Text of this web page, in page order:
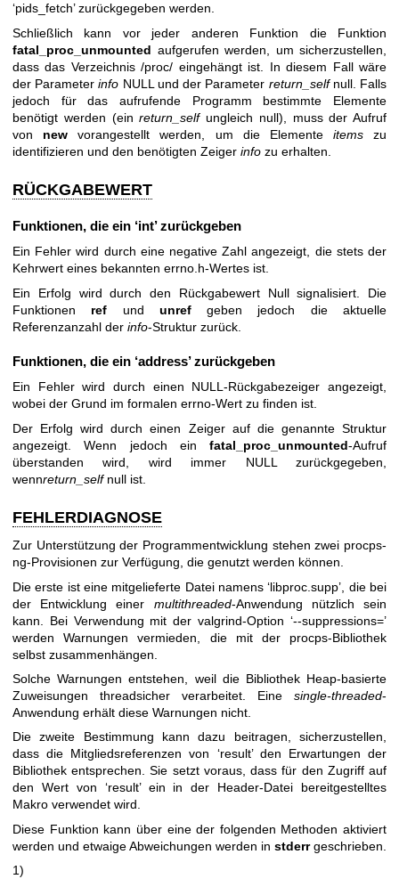
‘pids_fetch’ zurückgegeben werden.
Schließlich kann vor jeder anderen Funktion die Funktion
fatal_proc_unmounted aufgerufen werden, um sicherzustellen,
dass das Verzeichnis /proc/ eingehängt ist. In diesem Fall wäre
der Parameterinfo NULL und der Parameter return_selfnull. Falls
jedoch für das aufrufende Programm bestimmte Elemente
benötigt werden (einreturn_selfungleich null), muss der Aufruf
von new vorangestellt werden, um die Elemente itemszu
identifizieren und den benötigten Zeiger info zu erhalten.
RÜCKGABEWERT
Funktionen, die ein ‘int’ zurückgeben
Ein Fehler wird durch eine negative Zahl angezeigt, die stets der
Kehrwert eines bekannten errno.h-Wertes ist.
Ein Erfolg wird durch den Rückgabewert Null signalisiert. Die
Funktionen ref und unrefgeben jedoch die aktuelle
Referenzanzahl der info-Struktur zurück.
Funktionen, die ein ‘address’ zurückgeben
Ein Fehler wird durch einen NULL-Rückgabezeiger angezeigt,
wobei der Grund im formalen errno-Wert zu finden ist.
Der Erfolg wird durch einen Zeiger auf die genannte Struktur
angezeigt. Wenn jedoch ein fatal_proc_unmounted-Aufruf
überstanden wird, wird immer NULL zurückgegeben,
wennreturn_selfnull ist.
FEHLERDIAGNOSE
Zur Unterstützung der Programmentwicklung stehen zwei procps-
ng-Provisionen zur Verfügung, die genutzt werden können.
Die erste ist eine mitgelieferte Datei namens ‘libproc.supp’, die bei
der Entwicklung einer multithreaded-Anwendung nützlich sein
kann. Bei Verwendung mit der valgrind-Option ‘--suppressions=’
werden Warnungen vermieden, die mit der procps-Bibliothek
selbst zusammenhängen.
Solche Warnungen entstehen, weil die Bibliothek Heap-basierte
Zuweisungen threadsicher verarbeitet. Eine single-threaded-
Anwendung erhält diese Warnungen nicht.
Die zweite Bestimmung kann dazu beitragen, sicherzustellen,
dass die Mitgliedsreferenzen von ‘result’ den Erwartungen der
Bibliothek entsprechen. Sie setzt voraus, dass für den Zugriff auf
den Wert von ‘result’ ein in der Header-Datei bereitgestelltes
Makro verwendet wird.
Diese Funktion kann über eine der folgenden Methoden aktiviert
werden und etwaige Abweichungen werden in stderrgeschrieben.
1)